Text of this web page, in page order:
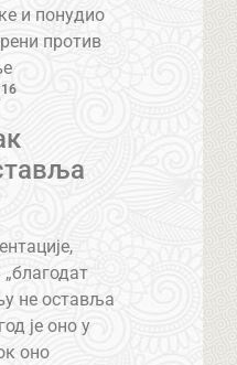
и понудио
против
16
не оставља
је оно у
оно